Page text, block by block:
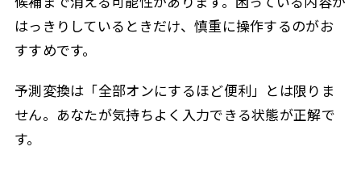
はっきりしているときだけ、慎重に操作するのがお
すすめです。
予測変換は「全部オンにするほど便利」とは限りま
せん。あなたが気持ちよく入力できる状態が正解で
す。